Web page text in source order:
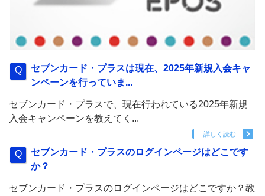
セブンカード・プラスは現在、2025年新規入会キャ
ンペーンを行っていま...
セブンカード・プラスで、現在行われている2025年新規
入会キャンペーンを教えてく...
詳しく読む
セブンカード・プラスのログインページはどこです
か？
セブンカード・プラスのログインページはどこですか？教